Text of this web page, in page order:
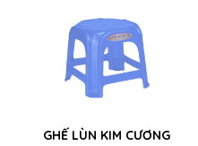
GHẾ LÙN KIM CƯƠNG